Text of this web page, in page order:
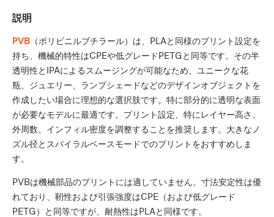
説明
PVB （ポリビニルブチラール）は、PLAと同様のプリント設定を
持ち、機械的特性はCPEや低グレードPETGと同等です。その半
透明性とIPAによるスムージングが可能なため、ユニークな花
瓶、ジュエリー、ランプシェードなどのデザインオブジェクトを
作成したい場合に理想的な選択肢です。特に部分的に透明な表面
が必要なモデルに最適です。プリント設定、特にレイヤー高さ、
外周数、インフィル密度を調整することを推奨します。大きなノ
ズル径とスパイラルベースモードでのプリントをおすすめしま
す。
PVBは機械部品のプリントには適していません。寸法安定性は優
れており、靭性および引張強度はCPE（および低グレード
PETG）と同等ですが、耐熱性はPLAと同様です。